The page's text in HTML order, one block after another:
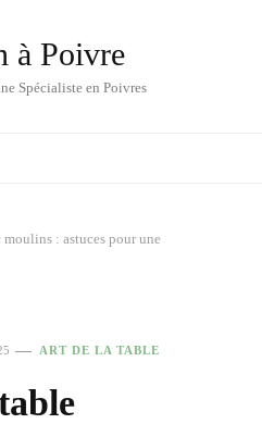
à Poivre
Spécialiste en Poivres
: astuces pour une
ART DE LA TABLE